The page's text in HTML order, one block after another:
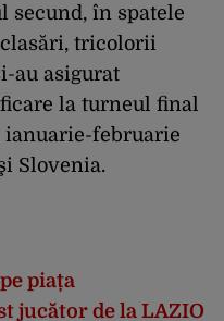
secund, în spatele
tricolorii
au asigurat
la turneul final
ianuarie-februarie
Slovenia.
piața
jucător de la LAZIO